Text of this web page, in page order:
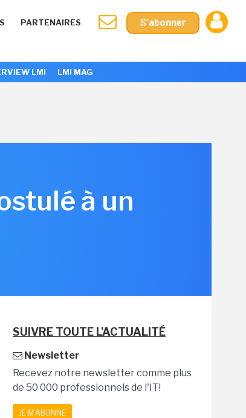
PARTENAIRES S'abonner
LMI LMI MAG
à un
SUIVRE TOUTE L'ACTUALITÉ
Newsletter
Recevez notre newsletter comme plus
de 50 000 professionnels de l'IT!
JE M'ABONNE